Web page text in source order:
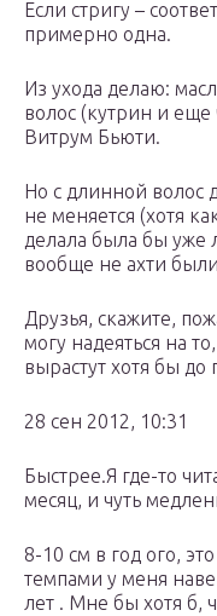
Если стригу –
примерно одна.
Из ухода делаю:
волос (кутрин и
Витрум Бьюти.
Но с длинной волос
не меняется (хотя
делала была бы уже
вообще не ахти
Друзья, скажите,
могу надеяться на
вырастут хотя бы до
28 сен 2012, 10:31
Быстрее.Я где-то
месяц, и чуть
8-10 см в год ого,
темпами у меня
лет . Мне бы хотя б,